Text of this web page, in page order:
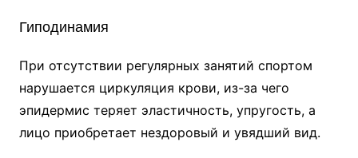
Гиподинамия
При отсутствии регулярных занятий спортом
нарушается циркуляция крови, из-за чего
эпидермис теряет эластичность, упругость, а
лицо приобретает нездоровый и увядший вид.